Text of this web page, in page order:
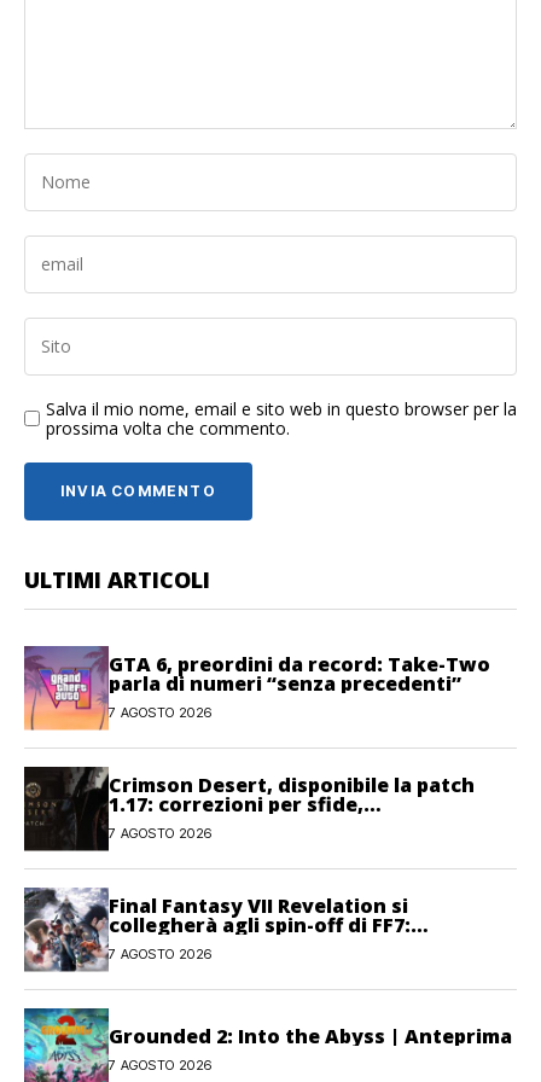
Salva il mio nome, email e sito web in questo browser per la
prossima volta che commento.
ULTIMI ARTICOLI
GTA 6, preordini da record: Take-Two
parla di numeri “senza precedenti”
7 AGOSTO 2026
Crimson Desert, disponibile la patch
1.17: correzioni per sfide,
combattimento e interfaccia
7 AGOSTO 2026
Final Fantasy VII Revelation si
collegherà agli spin-off di FF7:
Hamaguchi non si pone limiti
7 AGOSTO 2026
Grounded 2: Into the Abyss | Anteprima
7 AGOSTO 2026